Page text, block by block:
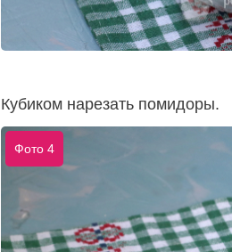
Кубиком нарезать помидоры.
Фото 4